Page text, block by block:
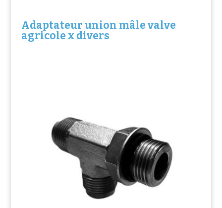
Adaptateur union mâle valve
agricole x divers